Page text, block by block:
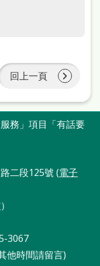
回上一頁
務」項目「有話要
二段125號 (電子
）
3067
他時間請留言)